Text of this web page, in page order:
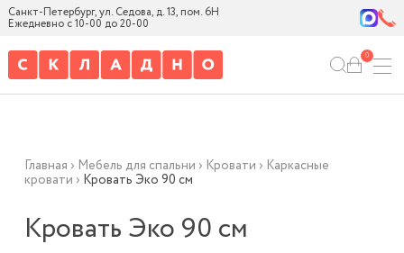
Санкт-Петербург, ул. Седова, д. 13, пом. 6Н
Ежедневно с 10-00 до 20-00
0
Главная › Мебель для спальни › Кровати › Каркасные
кровати › Кровать Эко 90 см
Кровать Эко 90 см